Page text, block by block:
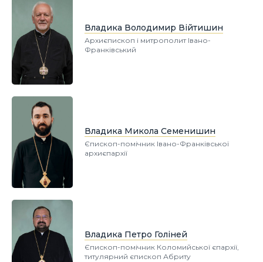
Владика Володимир Війтишин
Архиєпископ і митрополит Івано-
Франківський
Владика Микола Семенишин
Єпископ-помічник Івано-Франківської
архиєпархії
Владика Петро Голіней
Єпископ-помічник Коломийської єпархії,
титулярний єпископ Абриту